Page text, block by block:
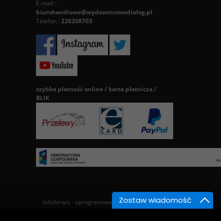
Zostaw wiadomość
E-mail :
biurohandlowe@wydawnictwodialog.pl
Telefon : 226208703
szybka płatność online / karta płatnicza /
BLIK
InfoSerwis - oprogramowanie sklepu BestSeller